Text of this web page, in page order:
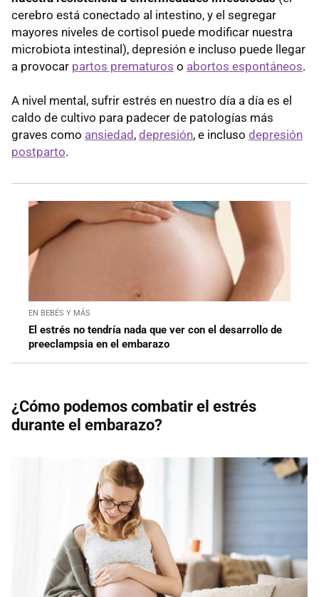
cerebro está conectado al intestino, y el segregar
mayores niveles de cortisol puede modificar nuestra
microbiota intestinal), depresión e incluso puede llegar
a provocar partos prematuros o abortos espontáneos.
A nivel mental, sufrir estrés en nuestro día a día es el
caldo de cultivo para padecer de patologías más
graves como ansiedad, depresión, e incluso depresión
postparto.
EN BEBÉS Y MÁS
El estrés no tendría nada que ver con el desarrollo de
preeclampsia en el embarazo
¿Cómo podemos combatir el estrés
durante el embarazo?